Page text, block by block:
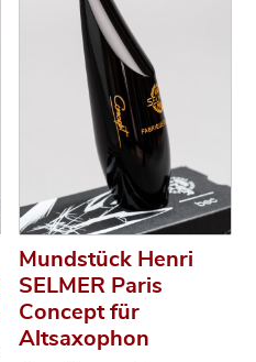
Mundstück Henri
SELMER Paris
Concept für
Altsaxophon